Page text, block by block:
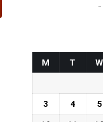
-
M T W
3 4 5